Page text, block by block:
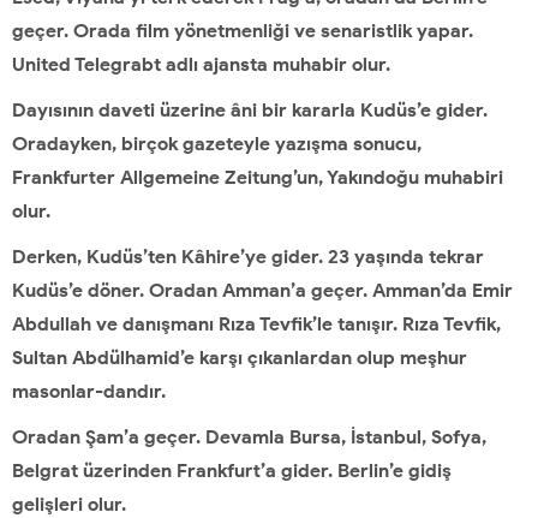
geçer. Orada film yönetmenliği ve senaristlik yapar.
United Telegrabt adlı ajansta muhabir olur.
Dayısının daveti üzerine âni bir kararla Kudüs’e gider.
Oradayken, birçok gazeteyle yazışma sonucu,
Frankfurter Allgemeine Zeitung’un, Yakındoğu muhabiri
olur.
Derken, Kudüs’ten Kâhire’ye gider. 23 yaşında tekrar
Kudüs’e döner. Oradan Amman’a geçer. Amman’da Emir
Abdullah ve danışmanı Rıza Tevfik’le tanışır. Rıza Tevfik,
Sultan Abdülhamid’e karşı çıkanlardan olup meşhur
masonlar-dandır.
Oradan Şam’a geçer. Devamla Bursa, İstanbul, Sofya,
Belgrat üzerinden Frankfurt’a gider. Berlin’e gidiş
gelişleri olur.